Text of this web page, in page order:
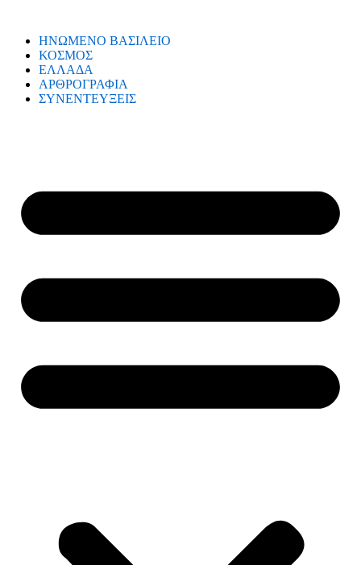
ΗΝΩΜΕΝΟ ΒΑΣΙΛΕΙΟ
ΚΟΣΜΟΣ
ΕΛΛΑΔΑ
ΑΡΘΡΟΓΡΑΦΙΑ
ΣΥΝΕΝΤΕΥΞΕΙΣ